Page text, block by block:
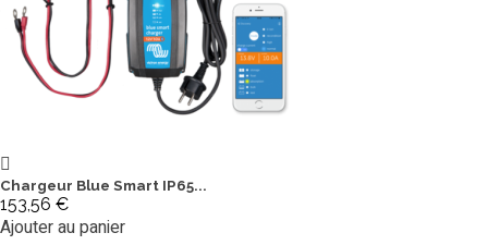
Chargeur Blue Smart IP65...
153,56 €
Ajouter au panier